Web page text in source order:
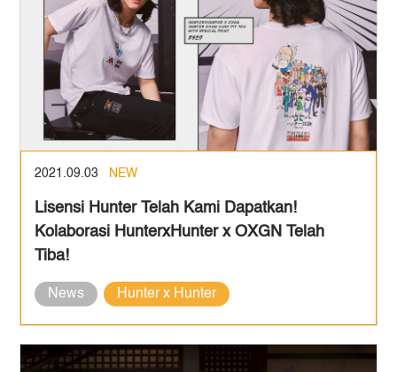
2021.09.03 NEW
Lisensi Hunter Telah Kami Dapatkan!
Kolaborasi HunterxHunter x OXGN Telah
Tiba!
News Hunter x Hunter